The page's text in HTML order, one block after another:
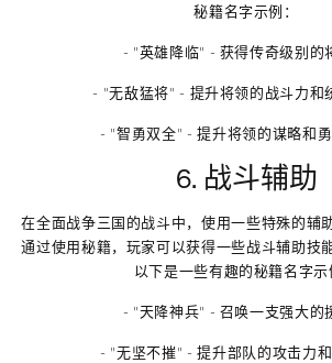
秘籍名字示例：
- "英雄降临" - 获得传奇级别的
- "无敌猛将" - 提升将领的战斗力和
- "智勇双全" - 提升将领的谋略和勇
6. 战斗辅助
在全面战争三国的战斗中，使用一些特殊的辅
通过使用秘籍，玩家可以获得一些战斗辅助技
以下是一些有趣的秘籍名字示
- "天降神兵" - 召唤一支强大的
- "无坚不摧" - 提升部队的攻击力和